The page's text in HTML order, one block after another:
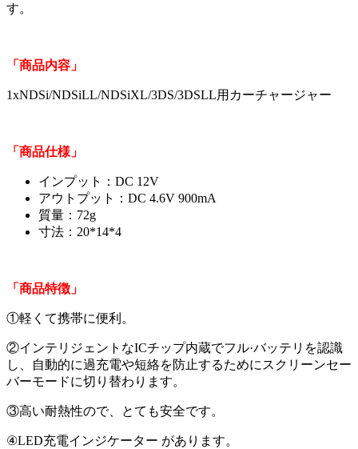
す。
「商品内容」
1xNDSi/NDSiLL/NDSiXL/3DS/3DSLL用カーチャージャー
「商品仕様」
インプット：DC 12V
アウトプット：DC 4.6V 900mA
質量：72g
寸法：20*14*4
「商品特徴」
①軽くて携帯に便利。
②インテリジェントなICチップ内蔵でフル·バッテリを認識
し、自動的に過充電や短絡を防止するためにスクリーンセー
バーモードに切り替わります。
③高い耐熱性ので、とても安全です。
④LED充電インジケーター があります。